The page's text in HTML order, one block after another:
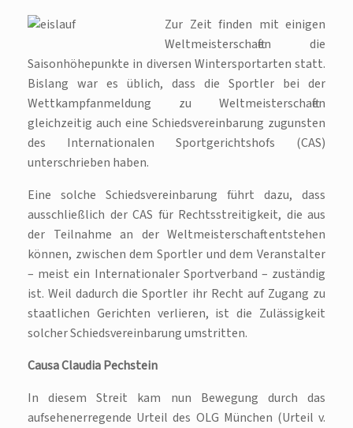
Zur Zeit finden mit einigen
Weltmeisterschaften die
Saisonhöhepunkte in diversen Wintersportarten statt.
Bislang war es üblich, dass die Sportler bei der
Wettkampfanmeldung zu Weltmeisterschaften
gleichzeitig auch eine Schiedsvereinbarung zugunsten
des Internationalen Sportgerichtshofs (CAS)
unterschrieben haben.
Eine solche Schiedsvereinbarung führt dazu, dass
ausschließlich der CAS für Rechtsstreitigkeit, die aus
der Teilnahme an der Weltmeisterschaft entstehen
können, zwischen dem Sportler und dem Veranstalter
– meist ein Internationaler Sportverband – zuständig
ist. Weil dadurch die Sportler ihr Recht auf Zugang zu
staatlichen Gerichten verlieren, ist die Zulässigkeit
solcher Schiedsvereinbarung umstritten.
Causa Claudia Pechstein
In diesem Streit kam nun Bewegung durch das
aufsehenerregende Urteil des OLG München (Urteil v.